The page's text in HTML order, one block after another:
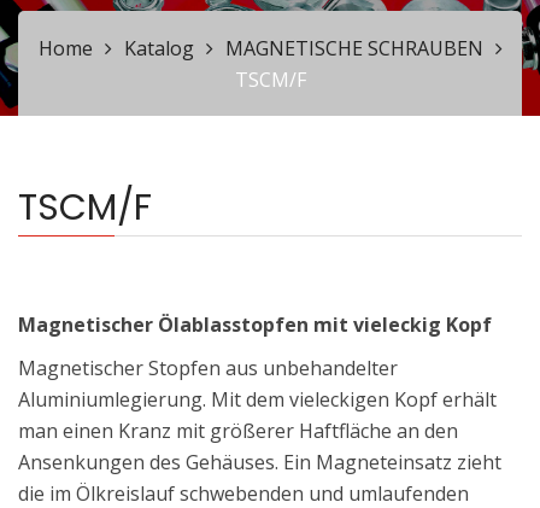
Home Katalog
MAGNETISCHE SCHRAUBEN
TSCM/F
TSCM/F
Magnetischer Ölablasstopfen mit vieleckig Kopf
Magnetischer Stopfen aus unbehandelter
Aluminiumlegierung. Mit dem vieleckigen Kopf erhält
man einen Kranz mit größerer Haftfläche an den
Ansenkungen des Gehäuses. Ein Magneteinsatz zieht
die im Ölkreislauf schwebenden und umlaufenden